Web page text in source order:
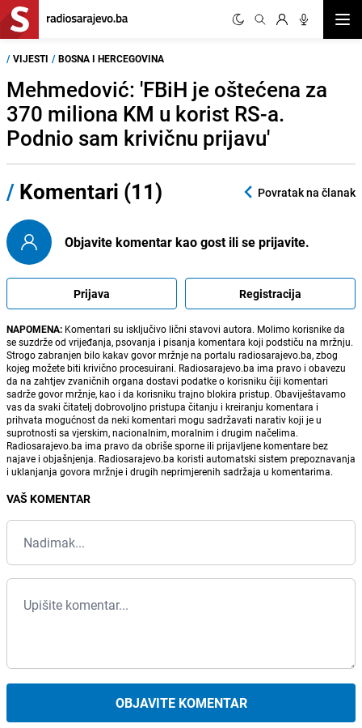
/ VIJESTI / BOSNA I HERCEGOVINA
Mehmedović: 'FBiH je oštećena za
370 miliona KM u korist RS-a.
Podnio sam krivičnu prijavu'
/ Komentari (11) Povratak na članak
Objavite komentar kao gost ili se prijavite.
Prijava Registracija
NAPOMENA: Komentari su isključivo lični stavovi autora. Molimo korisnike da
se suzdrže od vrijeđanja, psovanja i pisanja komentara koji podstiču na mržnju.
Strogo zabranjen bilo kakav govor mržnje na portalu radiosarajevo.ba, zbog
kojeg možete biti krivično procesuirani. Radiosarajevo.ba ima pravo i obavezu
da na zahtjev zvaničnih organa dostavi podatke o korisniku čiji komentari
sadrže govor mržnje, kao i da korisniku trajno blokira pristup. Obaviještavamo
vas da svaki čitatelj dobrovoljno pristupa čitanju i kreiranju komentara i
prihvata mogućnost da neki komentari mogu sadržavati narativ koji je u
suprotnosti sa vjerskim, nacionalnim, moralnim i drugim načelima.
Radiosarajevo.ba ima pravo da obriše sporne ili prijavljene komentare bez
najave i objašnjenja. Radiosarajevo.ba koristi automatski sistem prepoznavanja
i uklanjanja govora mržnje i drugih neprimjerenih sadržaja u komentarima.
VAŠ KOMENTAR
OBJAVITE KOMENTAR